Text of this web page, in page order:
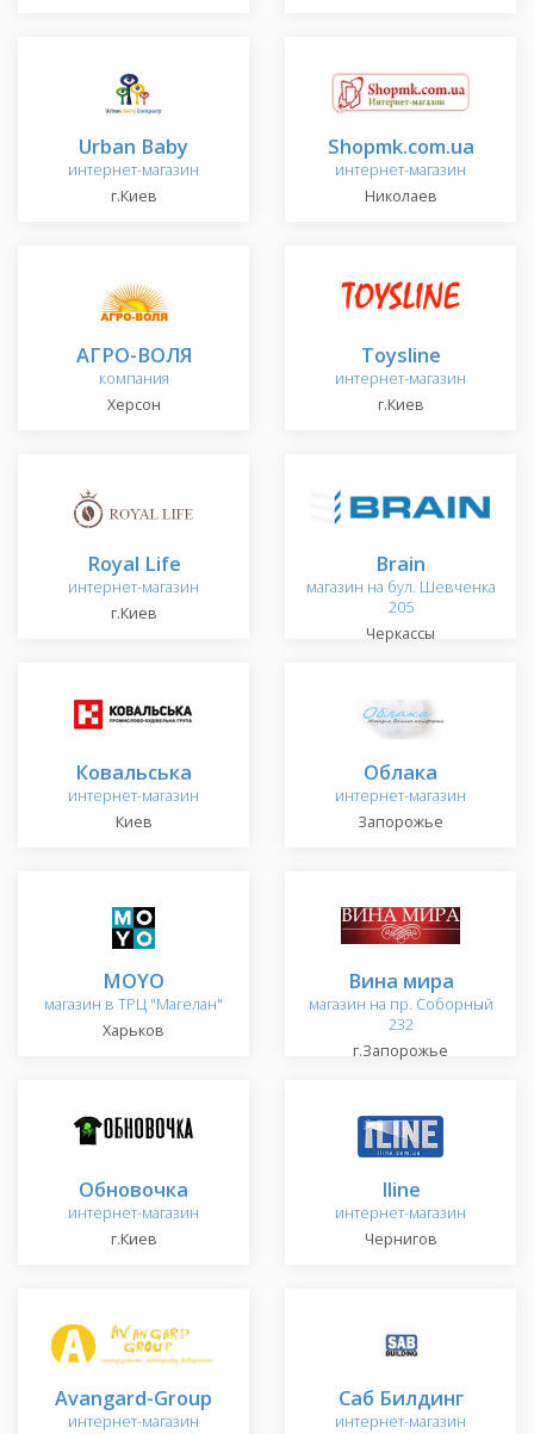
Urban Baby
интернет-магазин
г.Киев
Shopmk.com.ua
интернет-магазин
Николаев
АГРО-ВОЛЯ
компания
Херсон
Toysline
интернет-магазин
г.Киев
Royal Life
интернет-магазин
г.Киев
Brain
магазин на бул. Шевченка
205
Черкассы
Ковальська
интернет-магазин
Киев
Облака
интернет-магазин
Запорожье
MOYO
магазин в ТРЦ "Магелан"
Харьков
Вина мира
магазин на пр. Соборный
232
г.Запорожье
Обновочка
интернет-магазин
г.Киев
Iline
интернет-магазин
Чернигов
Avangard-Group
интернет-магазин
Саб Билдинг
интернет-магазин